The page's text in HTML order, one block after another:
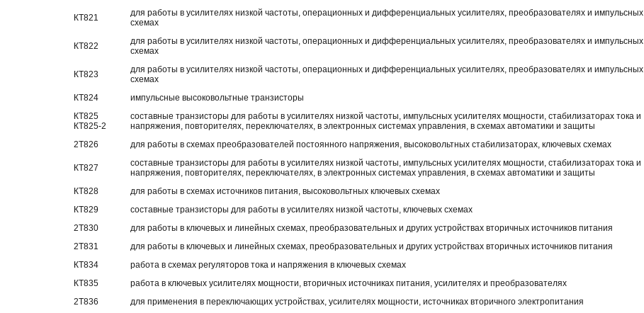
КТ821
для работы в усилителях низкой частоты, операционных и дифференциальных усилителях, преобразователях и импульсных
схемах
КТ822
для работы в усилителях низкой частоты, операционных и дифференциальных усилителях, преобразователях и импульсных
схемах
КТ823
для работы в усилителях низкой частоты, операционных и дифференциальных усилителях, преобразователях и импульсных
схемах
КТ824
импульсные высоковольтные транзисторы
КТ825
КТ825-2
составные транзисторы для работы в усилителях низкой частоты, импульсных усилителях мощности, стабилизаторах тока и
напряжения, повторителях, переключателях, в электронных системах управления, в схемах автоматики и защиты
2Т826
для работы в схемах преобразователей постоянного напряжения, высоковольтных стабилизаторах, ключевых схемах
КТ827
составные транзисторы для работы в усилителях низкой частоты, импульсных усилителях мощности, стабилизаторах тока и
напряжения, повторителях, переключателях, в электронных системах управления, в схемах автоматики и защиты
КТ828
для работы в схемах источников питания, высоковольтных ключевых схемах
КТ829
составные транзисторы для работы в усилителях низкой частоты, ключевых схемах
2Т830
для работы в ключевых и линейных схемах, преобразовательных и других устройствах вторичных источников питания
2Т831
для работы в ключевых и линейных схемах, преобразовательных и других устройствах вторичных источников питания
КТ834
работа в схемах регуляторов тока и напряжения в ключевых схемах
КТ835
работа в ключевых усилителях мощности, вторичных источниках питания, усилителях и преобразователях
2Т836
для применения в переключающих устройствах, усилителях мощности, источниках вторичного электропитания